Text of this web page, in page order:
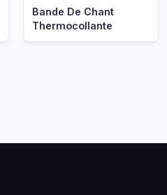
Bande De Chant
Thermocollante